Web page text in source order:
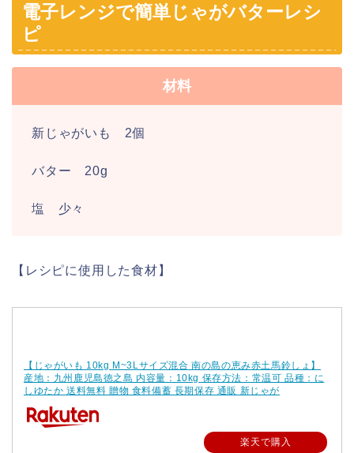
電子レンジで簡単じゃがバターレシ
ピ
材料
新じゃがいも 2個
バター 20g
塩 少々
【レシピに使用した食材】
【じゃがいも 10kg M~3Lサイズ混合 南の島の恵み赤土馬鈴しょ】
産地：九州鹿児島徳之島 内容量：10kg 保存方法：常温可 品種：に
しゆたか 送料無料 贈物 食料備蓄 長期保存 通販 新じゃが
楽天で購入